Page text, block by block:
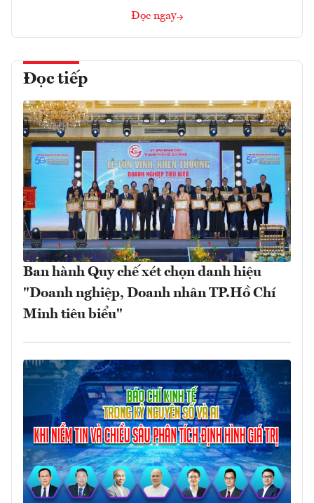
Đọc ngay
Đọc tiếp
Ban hành Quy chế xét chọn danh hiệu
"Doanh nghiệp, Doanh nhân TP.Hồ Chí
Minh tiêu biểu"